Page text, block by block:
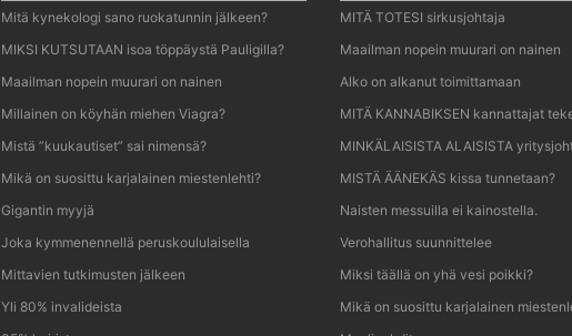
Mitä kynekologi sano ruokatunnin jälkeen?
MIKSI KUTSUTAAN isoa töppäystä Pauligilla?
Maailman nopein muurari on nainen
Millainen on köyhän miehen Viagra?
Mistä ”kuukautiset” sai nimensä?
Mikä on suosittu karjalainen miestenlehti?
Gigantin myyjä
Joka kymmenennellä peruskoululaisella
Mittavien tutkimusten jälkeen
Yli 80% invalideista
MITÄ TOTESI sirkusjohtaja
Maailman nopein muurari on nainen
Alko on alkanut toimittamaan
MITÄ KANNABIKSEN kannattajat
MINKÄLAISISTA ALAISISTA
MISTÄ ÄÄNEKÄS kissa tunnetaan?
Naisten messuilla ei kainostella.
Verohallitus suunnittelee
Miksi täällä on yhä vesi poikki?
Mikä on suosittu karjalainen